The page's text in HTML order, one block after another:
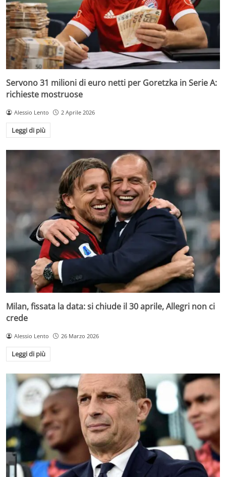
Servono 31 milioni di euro netti per Goretzka in Serie A:
richieste mostruose
Alessio Lento 2 Aprile 2026
Leggi di più
Milan, fissata la data: si chiude il 30 aprile, Allegri non ci
crede
Alessio Lento 26 Marzo 2026
Leggi di più